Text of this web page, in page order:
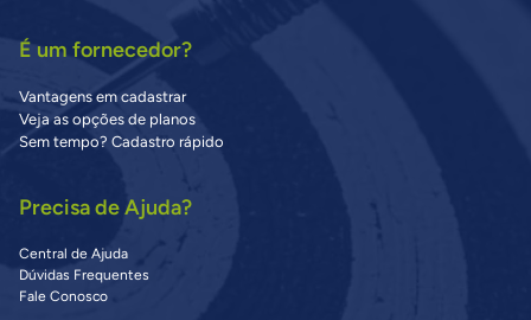
É um fornecedor?
Vantagens em cadastrar
Veja as opções de planos
Sem tempo? Cadastro rápido
Precisa de Ajuda?
Central de Ajuda
Dúvidas Frequentes
Fale Conosco